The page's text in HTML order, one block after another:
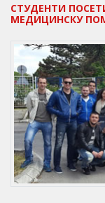
СТУДЕНТИ
МЕДИЦИНСКУ